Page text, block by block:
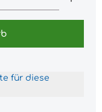
für diese